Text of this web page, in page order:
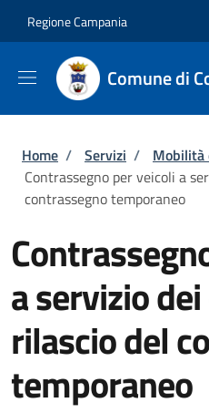
Regione Campania
Comune di
Briciole di
Home / Servizi / Mobilità
Contrassegno per veicoli a
contrassegno temporaneo
a servizio
rilascio del
temporaneo